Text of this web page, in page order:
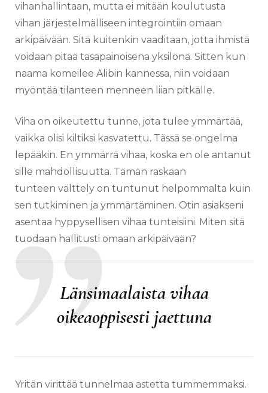
vihanhallintaan, mutta ei mitään koulutusta
vihan järjestelmälliseen integrointiin omaan
arkipäivään. Sitä kuitenkin vaaditaan, jotta ihmistä
voidaan pitää tasapainoisena yksilönä. Sitten kun
naama komeilee Alibin kannessa, niin voidaan
myöntää tilanteen menneen liian pitkälle.
Viha on oikeutettu tunne, jota tulee ymmärtää,
vaikka olisi kiltiksi kasvatettu. Tässä se ongelma
lepääkin. En ymmärrä vihaa, koska en ole antanut
sille mahdollisuutta. Tämän raskaan
tunteen välttely on tuntunut helpommalta kuin
sen tutkiminen ja ymmärtäminen. Otin asiakseni
asentaa hyppysellisen vihaa tunteisiini. Miten sitä
tuodaan hallitusti omaan arkipäivään?
Länsimaalaista vihaa
oikeaoppisesti jaettuna
Yritän virittää tunnelmaa astetta tummemmaksi.